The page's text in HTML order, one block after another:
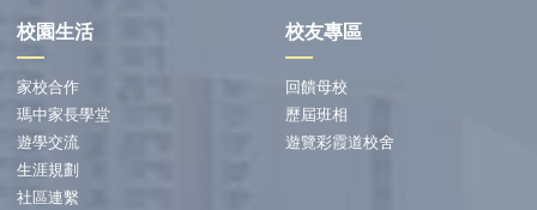
校園生活
家校合作
瑪中家長學堂
遊學交流
生涯規劃
社區連繫
校友專區
回饋母校
歷屆班相
遊覽彩霞道校舍